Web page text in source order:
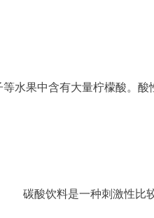
等水果中含有大量柠檬酸。
碳酸饮料是一种刺激性比